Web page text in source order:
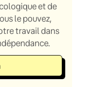
et de
le pouvez,
travail dans